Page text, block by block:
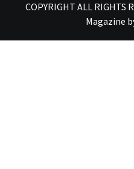
COPYRIGHT ALL RIGHTS
Magazine